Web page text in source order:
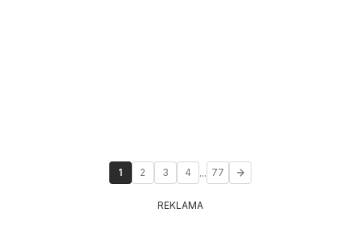
1 2 3 4 ... 77
REKLAMA